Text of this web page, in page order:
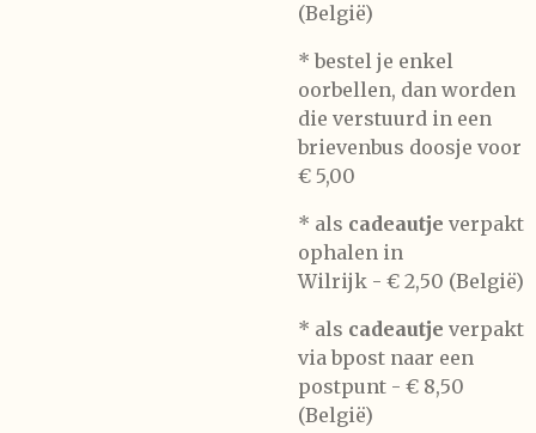
(België)
* bestel je enkel
oorbellen, dan worden
die verstuurd in een
brievenbus doosje voor
€ 5,00
* als cadeautje verpakt
ophalen in
Wilrijk - € 2,50 (België)
* als cadeautje verpakt
via bpost naar een
postpunt - € 8,50
(België)